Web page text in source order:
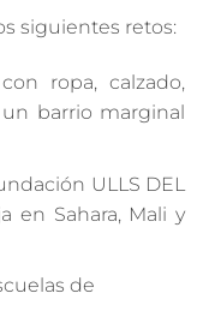
siguientes retos:
ropa, calzado,
barrio marginal
ULLS DEL
en Sahara, Mali y
de